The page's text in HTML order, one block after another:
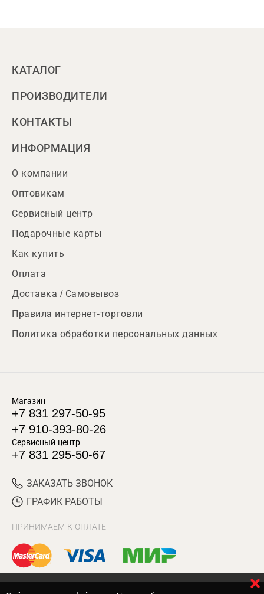
КАТАЛОГ
ПРОИЗВОДИТЕЛИ
КОНТАКТЫ
ИНФОРМАЦИЯ
О компании
Оптовикам
Сервисный центр
Подарочные карты
Как купить
Оплата
Доставка / Самовывоз
Правила интернет-торговли
Политика обработки персональных данных
Магазин
+7 831 297-50-95
+7 910-393-80-26
Сервисный центр
+7 831 295-50-67
ЗАКАЗАТЬ ЗВОНОК
ГРАФИК РАБОТЫ
ПРИНИМАЕМ К ОПЛАТЕ